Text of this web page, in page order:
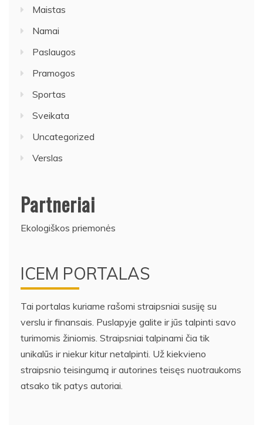
Maistas
Namai
Paslaugos
Pramogos
Sportas
Sveikata
Uncategorized
Verslas
Partneriai
Ekologiškos priemonės
ICEM PORTALAS
Tai portalas kuriame rašomi straipsniai susiję su
verslu ir finansais. Puslapyje galite ir jūs talpinti savo
turimomis žiniomis. Straipsniai talpinami čia tik
unikalūs ir niekur kitur netalpinti. Už kiekvieno
straipsnio teisingumą ir autorines teisęs nuotraukoms
atsako tik patys autoriai.